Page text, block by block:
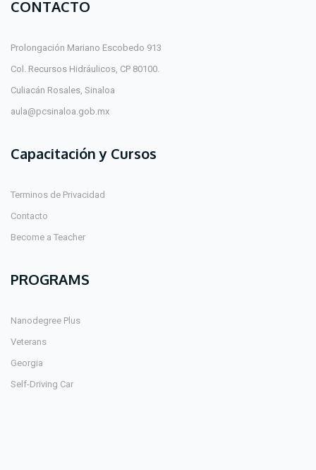
CONTACTO
Prolongación Mariano Escobedo 913
Col. Recursos Hidráulicos, CP 80100.
Culiacán Rosales, Sinaloa
aula@pcsinaloa.gob.mx
Capacitación y Cursos
Terminos de Privacidad
Contacto
Become a Teacher
PROGRAMS
Nanodegree Plus
Veterans
Georgia
Self-Driving Car